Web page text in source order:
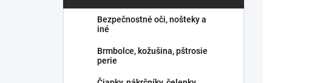
č
kategórie
Bezpečnostné oči, nošteky a
iné
Brmbolce, kožušina, pštrosie
perie